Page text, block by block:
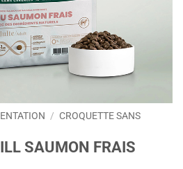
/ CROQUETTE SANS
SAUMON FRAIS